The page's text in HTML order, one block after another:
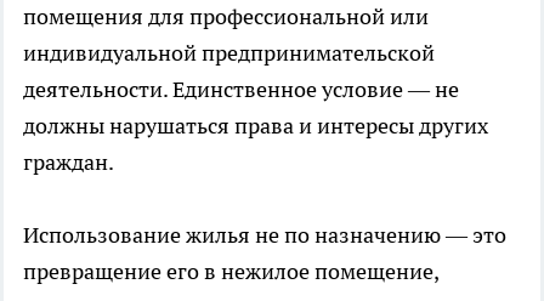
помещения для профессиональной или
индивидуальной предпринимательской
деятельности. Единственное условие — не
должны нарушаться права и интересы других
граждан.
Использование жилья не по назначению — это
превращение его в нежилое помещение,